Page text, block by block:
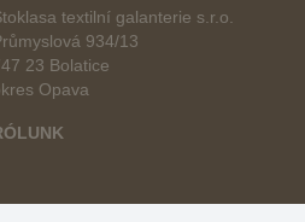
textilní galanterie s.r.o.
934/13
23 Bolatice
Opava